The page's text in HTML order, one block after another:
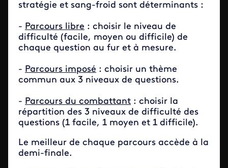
stratégie et sang-froid sont déterminants :
- Parcours libre : choisir le niveau de
difficulté (facile, moyen ou difficile) de
chaque question au fur et à mesure.
- Parcours imposé : choisir un thème
commun aux 3 niveaux de questions.
- Parcours du combattant : choisir la
répartition des 3 niveaux de difficulté des
questions (1 facile, 1 moyen et 1 difficile).
Le meilleur de chaque parcours accède à la
demi-finale.